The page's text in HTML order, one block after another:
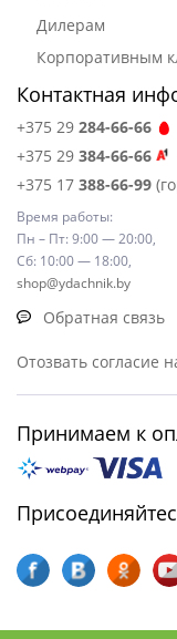
Дилерам
Корпоративным
Контактная
+375 29 284-66-66
+375 29 384-66-66
+375 17 388-66-99
Время работы:
Пн – Пт: 9:00 — 20:00,
Сб: 10:00 — 18:00,
shop@ydachnik.by
Обратная связь
Отозвать согласие
Принимаем к